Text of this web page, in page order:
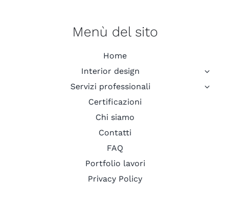
Menù del sito
Home
Interior design
Servizi professionali
Certificazioni
Chi siamo
Contatti
FAQ
Portfolio lavori
Privacy Policy